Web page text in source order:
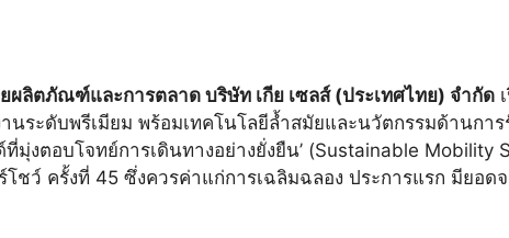
ผลิตภัณฑ์และการตลาด บริษัท เกีย เซลส์ (ประเทศไทย) จำกัด
ระดับพรีเมียม พร้อมเทคโนโลยีล้ำสมัยและนวัตกรรมด้านกา
งตอบโจทย์การเดินทางอย่างยั่งยืน’ (Sustainable Mobility
ชว์ ครั้งที่ 45 ซึ่งควรค่าแก่การเฉลิมฉลอง ประการแรก มียอดจ